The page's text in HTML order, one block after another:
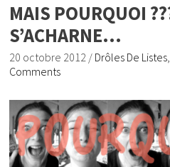
MAIS POURQUOI
S’ACHARNE…
20 octobre 2012 / Drôles De Listes
Comments